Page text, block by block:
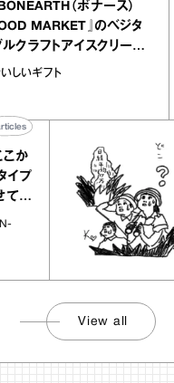
『BONEARTH（ボナース）
FOOD MARKET』のベジ
ブルクラフトアイスクリー
｜真野知子の「おいしいギ
おいしいギフト
View all